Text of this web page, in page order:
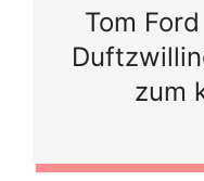
Tom
zum